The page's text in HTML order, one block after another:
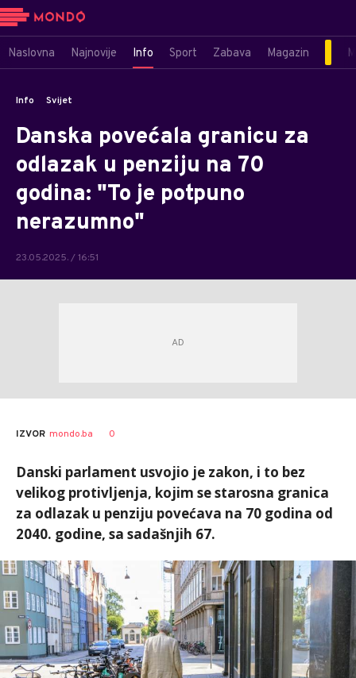
Naslovna Najnovije Info Sport Zabava Magazin
Info Svijet
Danska povećala granicu za
odlazak u penziju na 70
godina: "To je potpuno
nerazumno"
23.05.2025. / 16:51
IZVOR mondo.ba 0
Danski parlament usvojio je zakon, i to bez
velikog protivljenja, kojim se starosna granica
za odlazak u penziju povećava na 70 godina od
2040. godine, sa sadašnjih 67.